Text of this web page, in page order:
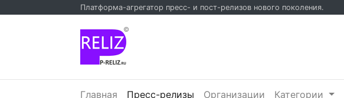
Платформа-агрегатор пресс- и пост-релизов нового поколения.
©
Главная Пресс-релизы (текущий)
Организации Категории